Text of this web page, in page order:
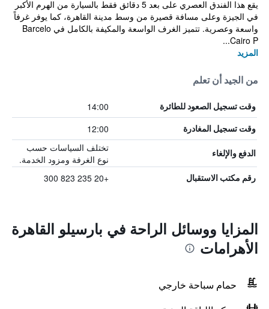
يقع هذا الفندق العصري على بعد 5 دقائق فقط بالسيارة من الهرم الأكبر
في الجيزة وعلى مسافة قصيرة من وسط مدينة القاهرة، كما يوفر غرفاً
واسعة وعصرية. تتميز الغرف الواسعة والمكيفة بالكامل في Barcelo
Cairo P...
المزيد
من الجيد أن تعلم
وقت تسجيل الصعود للطائرة 14:00
وقت تسجيل المغادرة 12:00
الدفع والإلغاء
تختلف السياسات حسب
نوع الغرفة ومزود الخدمة.
رقم مكتب الاستقبال +20 235 823 300
المزايا ووسائل الراحة في بارسيلو القاهرة
الأهرامات
حمام سباحة خارجي